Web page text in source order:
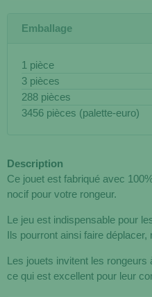
Emballage
1 pièce
3 pièces
288 pièces
3456 pièces (palette-euro)
Description
Ce jouet est fabriqué avec
nocif pour votre rongeur.
Le jeu est indispensable pour
Ils pourront ainsi faire déplacer,
Les jouets invitent les rongeurs
ce qui est excellent pour leur